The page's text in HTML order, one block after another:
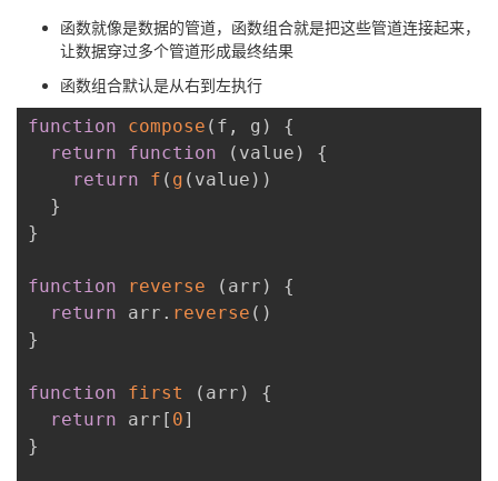
函数就像是数据的管道，函数组合就是把这些管道连接起来，
让数据穿过多个管道形成最终结果
函数组合默认是从右到左执行
function compose ( f , g )
{
return
function ( value )
{
return
f ( g ( value ) )
}
}
function reverse ( arr )
{
return arr . reverse ( )
}
function first ( arr )
{
return arr [ 0]
}